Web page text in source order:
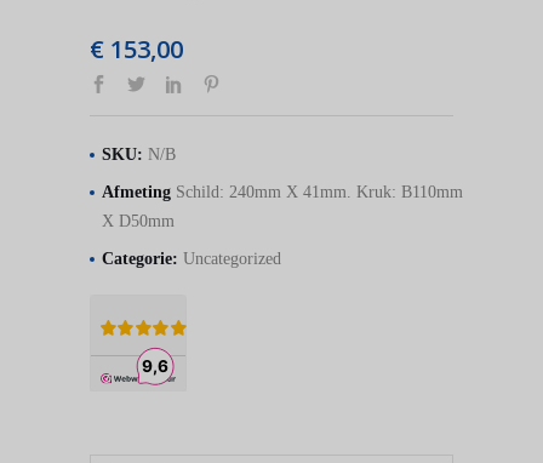
€ 153,00
SKU: N/B
Afmeting Schild: 240mm X 41mm. Kruk: B110mm
X D50mm
Categorie: Uncategorized